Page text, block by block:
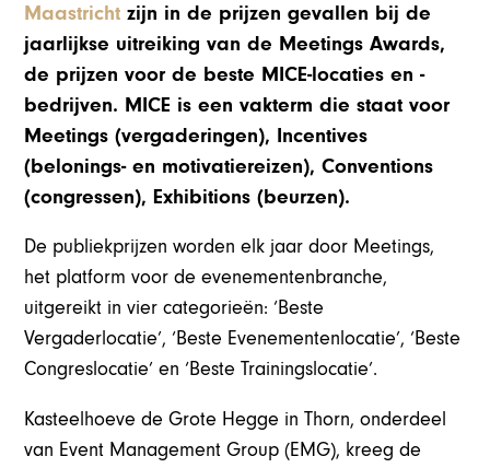
Maastricht zijn in de prijzen gevallen bij de
jaarlijkse uitreiking van de Meetings Awards,
de prijzen voor de beste MICE-locaties en -
bedrijven. MICE is een vakterm die staat voor
Meetings (vergaderingen), Incentives
(belonings- en motivatiereizen), Conventions
(congressen), Exhibitions (beurzen).
De publiekprijzen worden elk jaar door Meetings,
het platform voor de evenementenbranche,
uitgereikt in vier categorieën: ‘Beste
Vergaderlocatie’, ‘Beste Evenementenlocatie’, ‘Beste
Congreslocatie’ en ‘Beste Trainingslocatie’.
Kasteelhoeve de Grote Hegge in Thorn, onderdeel
van Event Management Group (EMG), kreeg de